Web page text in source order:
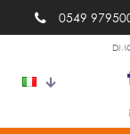
0549